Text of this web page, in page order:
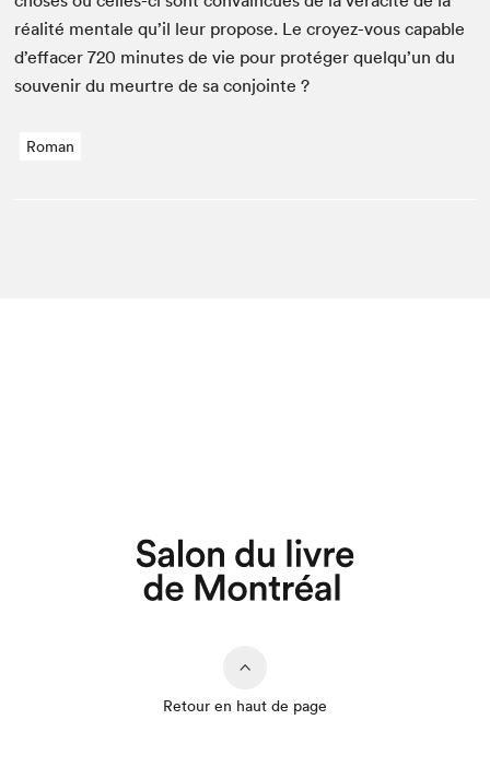
réal­ité men­tale qu’il leur pro­pose. Le croyez-vous capa­ble
d’effacer720 min­utes de vie pour pro­téger quelqu’un du
sou­venir du meurtre de sa conjointe ?
Roman
Retour en haut de page